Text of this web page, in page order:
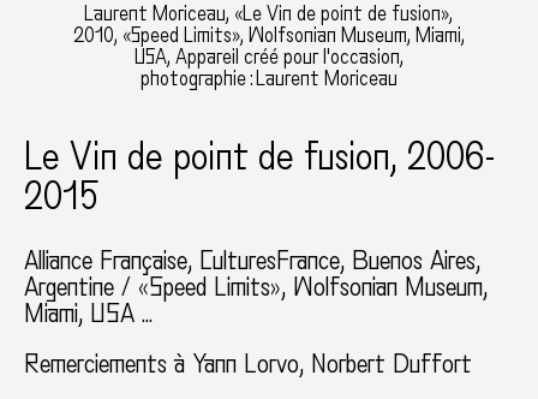
Laurent Moriceau, «Le Vin de point de fusion»,
2010, «Speed Limits», Wolfsonian Museum, Miami,
USA, Appareil créé pour l'occasion,
photographie : Laurent Moriceau
Le Vin de point de fusion, 2006-
2015
Alliance Française, CulturesFrance, Buenos Aires,
Argentine / «Speed Limits», Wolfsonian Museum,
Miami, USA ...
Remerciements à Yann Lorvo, Norbert Duffort